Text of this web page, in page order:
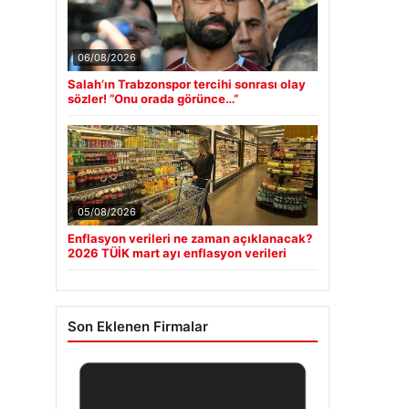
06/08/2026
Salah’ın Trabzonspor tercihi sonrası olay
sözler! “Onu orada görünce…”
05/08/2026
Enflasyon verileri ne zaman açıklanacak?
2026 TÜİK mart ayı enflasyon verileri
Son Eklenen Firmalar